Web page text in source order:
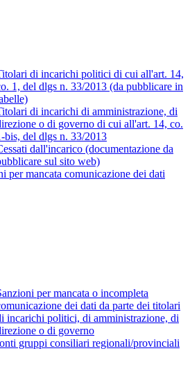
di incarichi politici di cui all'art. 14,
1, del dlgs n. 33/2013 (da pubblicare in
di incarichi di amministrazione, di
o di governo di cui all'art. 14, co.
bis, del dlgs n. 33/2013
dall'incarico (documentazione da
sul sito web)
per mancata comunicazione dei dati
per mancata o incompleta
dei dati da parte dei titolari
incarichi politici, di amministrazione, di
o di governo
gruppi consiliari regionali/provinciali